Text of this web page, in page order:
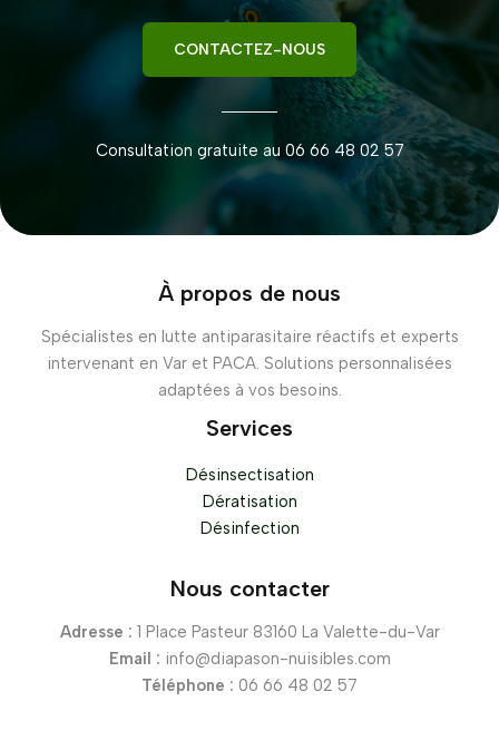
CONTACTEZ-NOUS
Consultation gratuite au 06 66 48 02 57
À propos de nous
Spécialistes en lutte antiparasitaire réactifs et experts
intervenant en Var et PACA. Solutions personnalisées
adaptées à vos besoins.
Services
Désinsectisation
Dératisation
Désinfection
Nous contacter
Adresse : 1 Place Pasteur 83160 La Valette-du-Var
Email : info@diapason-nuisibles.com
Téléphone : 06 66 48 02 57